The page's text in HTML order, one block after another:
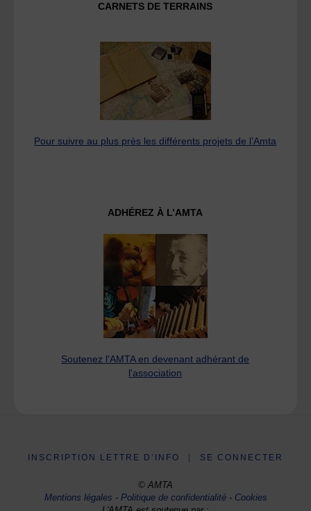
CARNETS DE TERRAINS
Pour suivre au plus près les différents projets de l’Amta
ADHÉREZ À L’AMTA
Soutenez l'AMTA en devenant adhérant de
l'association
INSCRIPTION LETTRE D’INFO SE CONNECTER
© AMTA
Mentions légales -Politique de confidentialité- Cookies